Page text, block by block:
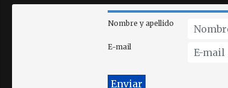
Nombre y apellido
E-mail